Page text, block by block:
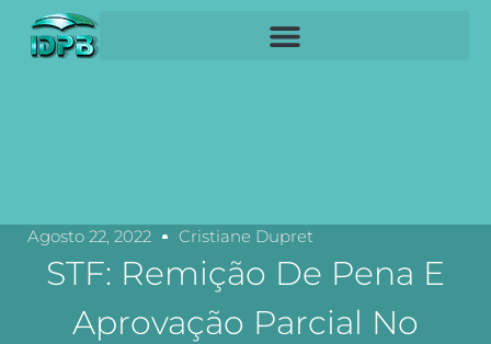
Agosto 22, 2022 Cristiane Dupret
STF: Remição De Pena E
Aprovação Parcial No